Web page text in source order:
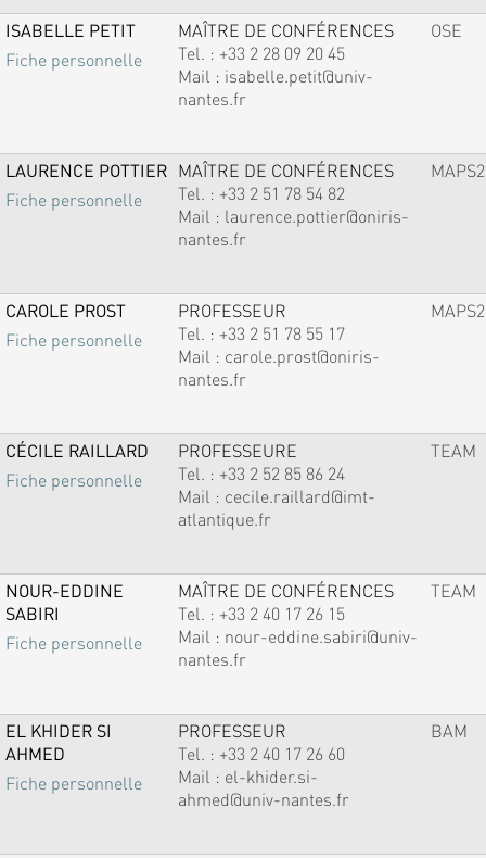
ISABELLE PETIT
Fiche personnelle
MAÎTRE DE CONFÉRENCES
Tel. : +33 2 28 09 20 45
Mail : isabelle.petit@univ-
nantes.fr
OSE
LAURENCE POTTIER
Fiche personnelle
MAÎTRE DE CONFÉRENCES
Tel. : +33 2 51 78 54 82
Mail : laurence.pottier@oniris-
nantes.fr
MAPS2
CAROLE PROST
Fiche personnelle
PROFESSEUR
Tel. : +33 2 51 78 55 17
Mail : carole.prost@oniris-
nantes.fr
MAPS2
CÉCILE RAILLARD
Fiche personnelle
PROFESSEURE
Tel. : +33 2 52 85 86 24
Mail : cecile.raillard@imt-
atlantique.fr
TEAM
NOUR-EDDINE
SABIRI
Fiche personnelle
MAÎTRE DE CONFÉRENCES
Tel. : +33 2 40 17 26 15
Mail : nour-eddine.sabiri@univ-
nantes.fr
TEAM
EL KHIDER SI
AHMED
Fiche personnelle
PROFESSEUR
Tel. : +33 2 40 17 26 60
Mail : el-khider.si-
ahmed@univ-nantes.fr
BAM